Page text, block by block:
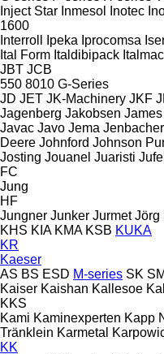
Inject Star Inmesol Inotec
1600
Interroll
Ipeka Iprocomsa
Ital Form Italdibipack Italmac
JBT JCB
550 8010 G-Series
JD JET JK-Machinery JKF
Jagenberg Jakobsen
Javac Javo Jema Jenbacher
Deere Johnford Johnson
Josting Jouanel Juaristi
FC
Jung
HF
Jungner Junker Jurmet Jörg
KHS KIA KMA KSB KUKA
KR
Kaeser
AS BS ESD M-series SK SM
Kaiser Kaishan Kallesoe
KKS
Kami Kaminexperten Kapp
Tränklein Karmetal
KK